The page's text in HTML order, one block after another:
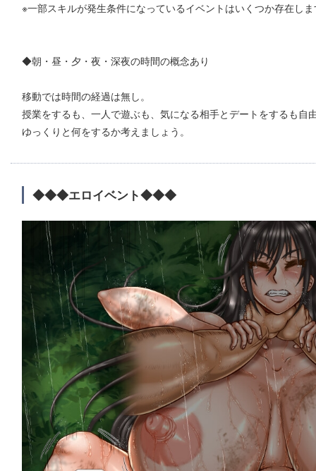
※一部スキルが発生条件になっているイベントはいくつか存在し
◆朝・昼・夕・夜・深夜の時間の概念あり
移動では時間の経過は無し。
授業をするも、一人で遊ぶも、気になる相手とデートをするも自
ゆっくりと何をするか考えましょう。
◆◆◆エロイベント◆◆◆